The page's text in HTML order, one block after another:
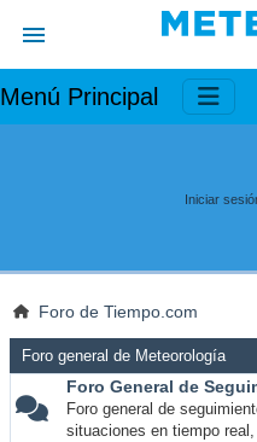
Menú Principal
Iniciar
Foro de Tiempo.com
Foro general de Meteorología
Foro General de
Foro general de
situaciones en tiempo